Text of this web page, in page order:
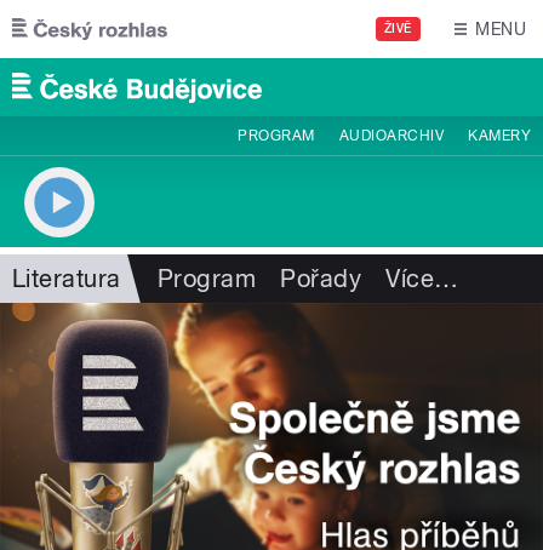
Přejít k hlavnímu obsahu
ŽIVĚ MENU
PROGRAM AUDIOARCHIV KAMERY
Literatura Program Pořady Více…